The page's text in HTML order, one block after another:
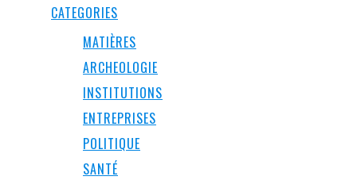
CATEGORIES
MATIÈRES
ARCHEOLOGIE
INSTITUTIONS
ENTREPRISES
POLITIQUE
SANTÉ